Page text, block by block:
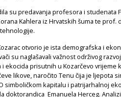
su predavanja profesora i studenata
Kahlera iz Hrvatskih šuma te prof.
otvorio je ista demografska i
su naglašavali važnost održivog
ekocida prisutnih u Kozarčevo vrijeme
likove, naročito Tenu čija je ljepota
simboličkom kapitalu i patrijarhalnoj
doktorandica Emanuela Herceg.